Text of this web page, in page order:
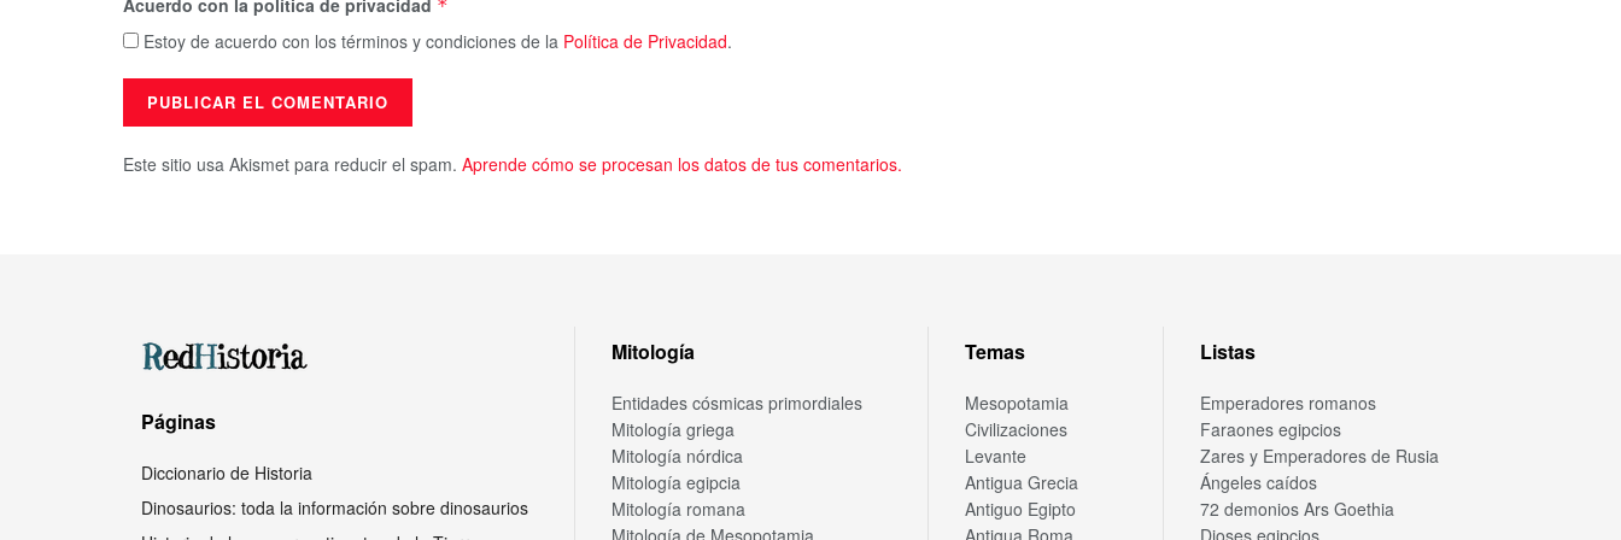
*
Estoy de acuerdo con los términos y condiciones de la Política de Privacidad.
Este sitio usa Akismet para reducir el spam. Aprende cómo se procesan los datos de tus comentarios.
Páginas
Diccionario de Historia
Dinosaurios: toda la información sobre dinosaurios
Mitología
Entidades cósmicas primordiales
Mitología griega
Mitología nórdica
Mitología egipcia
Mitología romana
Temas
Mesopotamia
Civilizaciones
Levante
Antigua Grecia
Antiguo Egipto
Listas
Emperadores romanos
Faraones egipcios
Zares y Emperadores de Rusia
Ángeles caídos
72 demonios Ars Goethia